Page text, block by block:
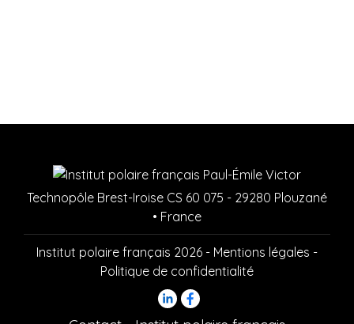
Technopôle Brest-Iroise CS 60 075 - 29280 Plouzané
• France
Institut polaire français 2026 - Mentions légales -
Politique de confidentialité